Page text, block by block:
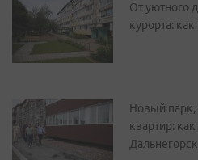
От уютного
курорта:
Новый парк,
квартир:
Дальнегорск